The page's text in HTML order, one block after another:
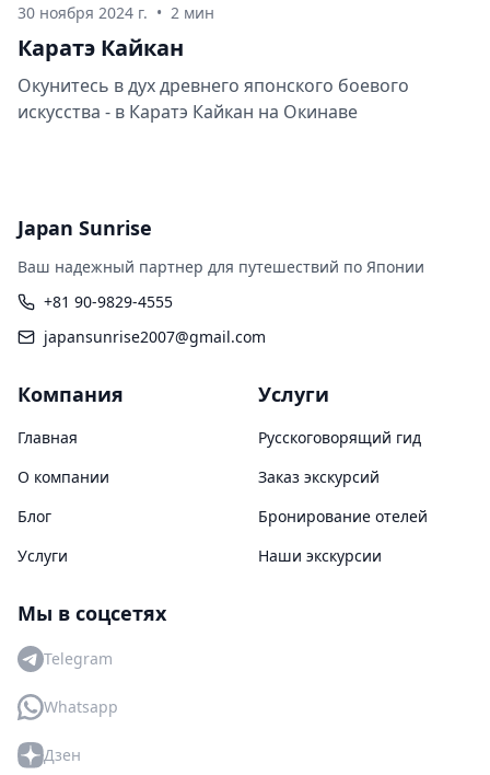
30 ноября 2024 г. • 2 мин
Каратэ Кайкан
Окунитесь в дух древнего японского боевого
искусства - в Каратэ Кайкан на Окинаве
Japan Sunrise
Ваш надежный партнер для путешествий по Японии
+81 90-9829-4555
japansunrise2007@gmail.com
Компания
Главная
О компании
Блог
Услуги
Услуги
Русскоговорящий гид
Заказ экскурсий
Бронирование отелей
Наши экскурсии
Мы в соцсетях
Telegram
Whatsapp
Дзен